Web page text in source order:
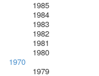
1985
1984
1983
1982
1981
1980
1970
1979